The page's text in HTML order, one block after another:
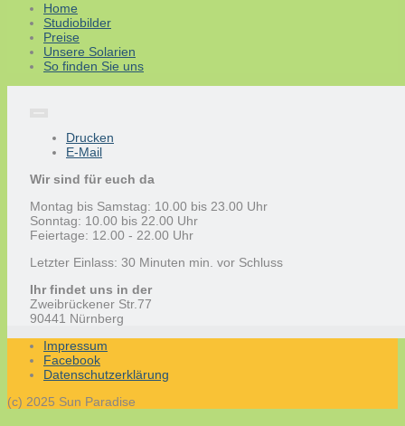
Home
Studiobilder
Preise
Unsere Solarien
So finden Sie uns
Drucken
E-Mail
Wir sind für euch da
Montag bis Samstag: 10.00 bis 23.00 Uhr
Sonntag: 10.00 bis 22.00 Uhr
Feiertage: 12.00 - 22.00 Uhr
Letzter Einlass: 30 Minuten min. vor Schluss
Ihr findet uns in der
Zweibrückener Str.77
90441 Nürnberg
Impressum
Facebook
Datenschutzerklärung
(c) 2025 Sun Paradise